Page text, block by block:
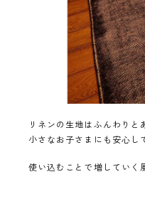
リネンの生地はふんわりと
小さなお子さまにも安心し
使い込むことで増していく